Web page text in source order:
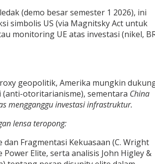
(demo besar semester 1 2026), ini
simbolis US (via Magnitsky Act untuk
monitoring UE atas investasi (nikel,
geopolitik, Amerika mungkin
(anti-otoritarianisme), sementara China
mengganggu investasi infrastruktur.
lensa teropong:
dan Fragmentasi Kekuasaan (C. Wright
Elite, serta analisis John Higley &